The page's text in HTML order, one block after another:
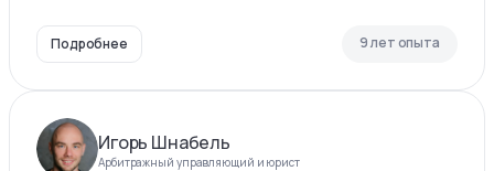
Подробнее 9 лет опыта
Игорь Шнабель
Арбитражный управляющий и юрист